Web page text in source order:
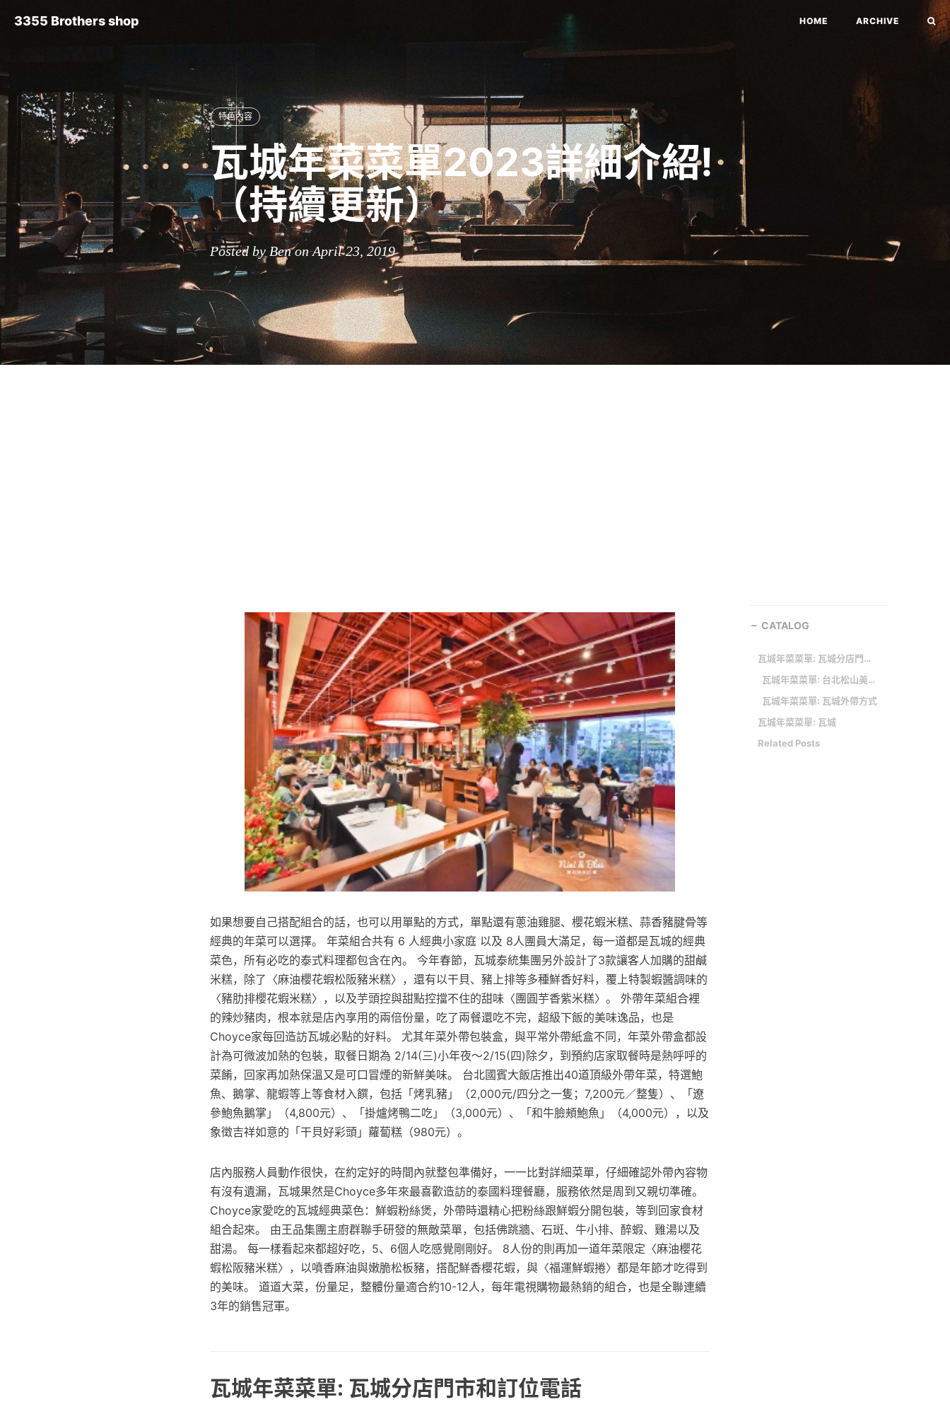
3355 Brothers shop HOME ARCHIVE
特色內容
瓦城年菜菜單2023詳細介紹!
（持續更新）
Posted by Ben on April 23, 2019
如果想要自己搭配組合的話，也可以用單點的方式，單點還有蔥油雞腿、櫻花蝦米糕、蒜香豬腱骨等
經典的年菜可以選擇。 年菜組合共有 6 人經典小家庭 以及 8人團員大滿足，每一道都是瓦城的經典
菜色，所有必吃的泰式料理都包含在內。 今年春節，瓦城泰統集團另外設計了3款讓客人加購的甜鹹
米糕，除了〈麻油櫻花蝦松阪豬米糕〉，還有以干貝、豬上排等多種鮮香好料，覆上特製蝦醬調味的
〈豬肋排櫻花蝦米糕〉，以及芋頭控與甜點控擋不住的甜味〈團圓芋香紫米糕〉。 外帶年菜組合裡
的辣炒豬肉，根本就是店內享用的兩倍份量，吃了兩餐還吃不完，超級下飯的美味逸品，也是
Choyce家每回造訪瓦城必點的好料。 尤其年菜外帶包裝盒，與平常外帶紙盒不同，年菜外帶盒都設
計為可微波加熱的包裝，取餐日期為 2/14(三)小年夜～2/15(四)除夕，到預約店家取餐時是熱呼呼的
菜餚，回家再加熱保溫又是可口冒煙的新鮮美味。 台北國賓大飯店推出40道頂級外帶年菜，特選鮑
魚、鵝掌、龍蝦等上等食材入饌，包括「烤乳豬」（2,000元/四分之一隻；7,200元／整隻）、「遼
參鮑魚鵝掌」（4,800元）、「掛爐烤鴨二吃」（3,000元）、「和牛臉頰鮑魚」（4,000元），以及
象徵吉祥如意的「干貝好彩頭」蘿蔔糕（980元）。
店內服務人員動作很快，在約定好的時間內就整包準備好，一一比對詳細菜單，仔細確認外帶內容物
有沒有遺漏，瓦城果然是Choyce多年來最喜歡造訪的泰國料理餐廳，服務依然是周到又親切準確。
Choyce家愛吃的瓦城經典菜色：鮮蝦粉絲煲，外帶時還精心把粉絲跟鮮蝦分開包裝，等到回家食材
組合起來。 由王品集團主廚群聯手研發的無敵菜單，包括佛跳牆、石斑、牛小排、醉蝦、雞湯以及
甜湯。 每一樣看起來都超好吃，5、6個人吃感覺剛剛好。 8人份的則再加一道年菜限定〈麻油櫻花
蝦松阪豬米糕〉，以噴香麻油與嫩脆松板豬，搭配鮮香櫻花蝦，與〈福運鮮蝦捲〉都是年節才吃得到
的美味。 道道大菜，份量足，整體份量適合約10-12人，每年電視購物最熱銷的組合，也是全聯連續
3年的銷售冠軍。
瓦城年菜菜單: 瓦城分店門市和訂位電話
CATALOG
瓦城年菜菜單: 瓦城分店門市和訂位電話
瓦城年菜菜單: 台北松山美食｜Cafe Coabana古巴娜咖啡(民生社區) 異國風情早午餐，中南美洲的溫暖色調
瓦城年菜菜單: 瓦城外帶方式
瓦城年菜菜單: 瓦城
Related Posts